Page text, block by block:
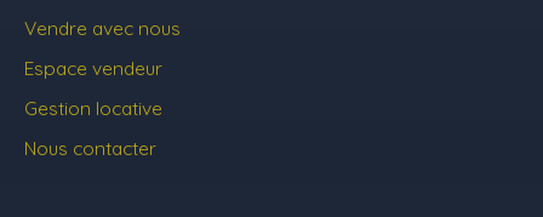
Vendre avec nous
Espace vendeur
Gestion locative
Nous contacter